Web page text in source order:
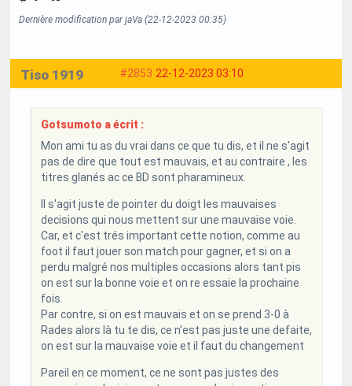
Dernière modification par jaVa (22-12-2023 00:35)
#2853 22-12-2023 03:10
Tiso 1919
Gotsumoto a écrit :
Mon ami tu as du vrai dans ce que tu dis, et il ne s'agit
pas de dire que tout est mauvais, et au contraire , les
titres glanés ac ce BD sont pharamineux.
Il s'agit juste de pointer du doigt les mauvaises
decisions qui nous mettent sur une mauvaise voie.
Car, et c'est trés important cette notion, comme au
foot il faut jouer son match pour gagner, et si on a
perdu malgré nos multiples occasions alors tant pis
on est sur la bonne voie et on re essaie la prochaine
fois.
Par contre, si on est mauvais et on se prend 3-0 à
Rades alors là tu te dis, ce n'est pas juste une defaite,
on est sur la mauvaise voie et il faut du changement
Pareil en ce moment, ce ne sont pas justes des